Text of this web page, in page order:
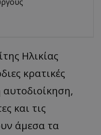
Ηλικίας
κρατικές
και τις
άμεσα τα